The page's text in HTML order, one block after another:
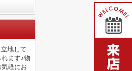
地して
ます♪物
軽にお